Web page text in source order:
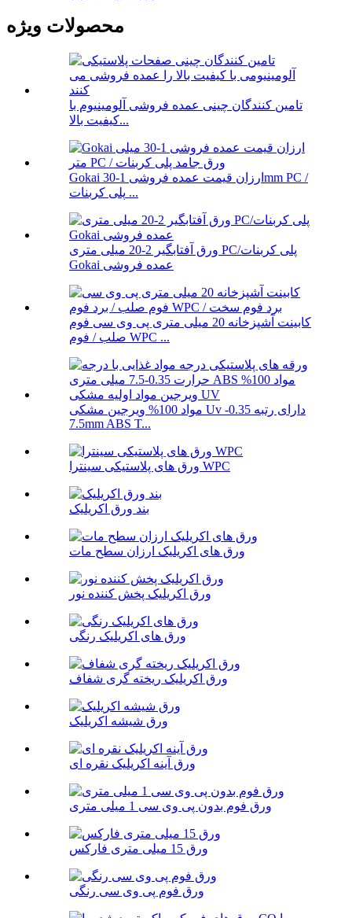
محصولات ویژه
تامین کنندگان چینی عمده فروشی آلومینیوم با
کیفیت بالا...
Gokai ارزان قیمت عمده فروشی 1-30mm PC /
پلی کربنات ...
ورق آفتابگیر 2-20 میلی متری PC/پلی کربنات
Gokai عمده فروشی
کابینت آشپزخانه 20 میلی متری پی وی سی فوم
صلب / فوم WPC ...
مواد 100% ویرجین مشکی Uv دارای رتبه 0.35-
7.5mm ABS T...
ورق های پلاستیکی سینترا WPC
بند ورق اکریلیک
ورق های اکریلیک ارزان سطح مات
ورق اکریلیک پخش کننده نور
ورق های اکریلیک رنگی
ورق اکریلیک ریخته گری شفاف
ورق شیشه اکریلیک
ورق آینه اکریلیک نقره ای
ورق فوم بدون پی وی سی 1 میلی متری
ورق 15 میلی متری فارکس
ورق فوم پی وی سی رنگی